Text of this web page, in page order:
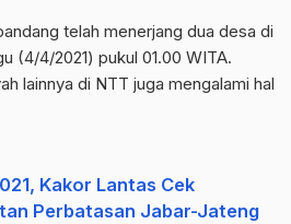
telah menerjang dua desa di
(4/4/2021) pukul 01.00 WITA.
lainnya di NTT juga mengalami hal
Kakor Lantas Cek
Perbatasan Jabar-Jateng